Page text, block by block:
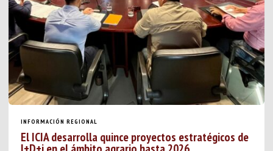
INFORMACIÓN REGIONAL
El ICIA desarrolla quince proyectos estratégicos de